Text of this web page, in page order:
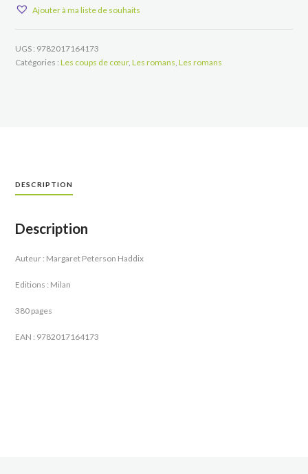
des
Greystone
Ajouter à ma liste de souhaits
UGS : 9782017164173
Catégories :Les coups de cœur,Les romans,Les romans
DESCRIPTION
Description
Auteur : Margaret Peterson Haddix
Editions : Milan
380 pages
EAN : 9782017164173